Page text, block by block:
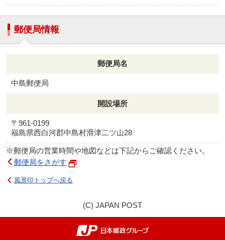
郵便局情報
郵便局名
中島郵便局
開設場所
〒961-0199
福島県西白河郡中島村滑津二ツ山28
※郵便局の営業時間や地図などは下記からご確認ください。
郵便局をさがす
風景印トップへ戻る
(C) JAPAN POST